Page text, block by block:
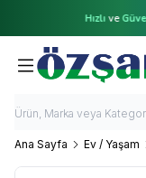
Hızlı ve
Ana Sayfa Ev / Yaşam